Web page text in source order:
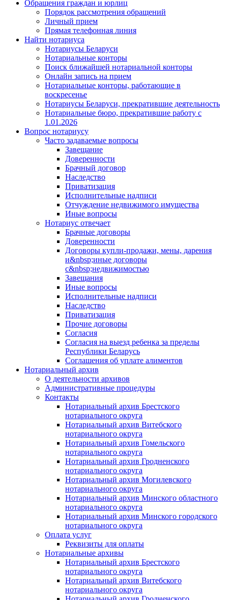
Обращения граждан и юрлиц
Порядок рассмотрения обращений
Личный прием
Прямая телефонная линия
Найти нотариуса
Нотариусы Беларуси
Нотариальные конторы
Поиск ближайшей нотариальной конторы
Онлайн запись на прием
Нотариальные конторы, работающие в
воскресенье
Нотариусы Беларуси, прекратившие деятельность
Нотариальные бюро, прекратившие работу с
1.01.2026
Вопрос нотариусу
Часто задаваемые вопросы
Завещание
Доверенности
Брачный договор
Наследство
Приватизация
Исполнительные надписи
Отчуждение недвижимого имущества
Иные вопросы
Нотариус отвечает
Брачные договоры
Доверенности
Договоры купли-продажи, мены, дарения
и&nbsp;иные договоры
с&nbsp;недвижимостью
Завещания
Иные вопросы
Исполнительные надписи
Наследство
Приватизация
Прочие договоры
Согласия
Согласия на выезд ребенка за пределы
Республики Беларусь
Соглашения об уплате алиментов
Нотариальный архив
О деятельности архивов
Административные процедуры
Контакты
Нотариальный архив Брестского
нотариального округа
Нотариальный архив Витебского
нотариального округа
Нотариальный архив Гомельского
нотариального округа
Нотариальный архив Гродненского
нотариального округа
Нотариальный архив Могилевского
нотариального округа
Нотариальный архив Минского областного
нотариального округа
Нотариальный архив Минского городского
нотариального округа
Оплата услуг
Реквизиты для оплаты
Нотариальные архивы
Нотариальный архив Брестского
нотариального округа
Нотариальный архив Витебского
нотариального округа